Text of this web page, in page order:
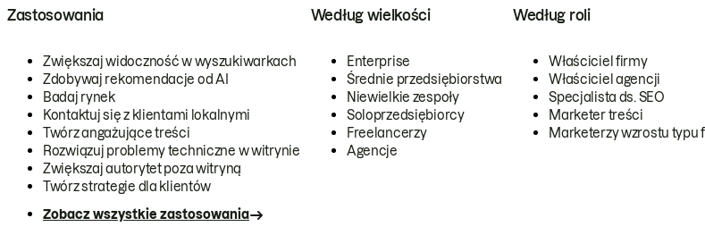
Zastosowania
Zwiększaj widoczność w wyszukiwarkach
Zdobywaj rekomendacje od AI
Badaj rynek
Kontaktuj się z klientami lokalnymi
Twórz angażujące treści
Rozwiązuj problemy techniczne w witrynie
Zwiększaj autorytet poza witryną
Twórz strategie dla klientów
Zobacz wszystkie zastosowania
Według wielkości
Enterprise
Średnie przedsiębiorstwa
Niewielkie zespoły
Soloprzedsiębiorcy
Freelancerzy
Agencje
Według roli
Właściciel firmy
Właściciel agencji
Specjalista ds. SEO
Marketer treści
Marketerzy wzrostu typu